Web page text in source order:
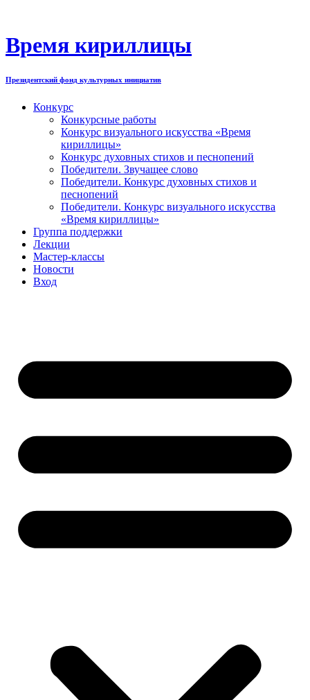
содержимому
Время кириллицы
Президентский фонд культурных инициатив
Конкурс
Конкурсные работы
Конкурс визуального искусства «Время
кириллицы»
Конкурс духовных стихов и песнопений
Победители. Звучащее слово
Победители. Конкурс духовных стихов и
песнопений
Победители. Конкурс визуального искусства
«Время кириллицы»
Группа поддержки
Лекции
Мастер-классы
Новости
Вход